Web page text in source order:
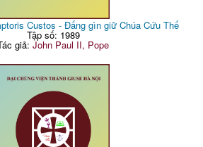
Custos - Đấng gìn giữ Chúa Cứu Thế
Tập số: 1989
giả:John Paul II, Pope